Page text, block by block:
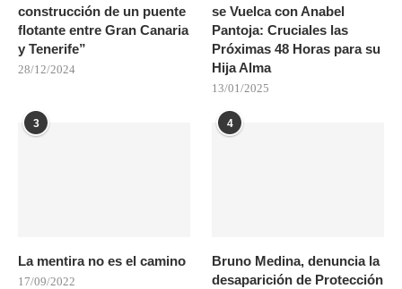
construcción de un puente
flotante entre Gran Canaria
y Tenerife”
28/12/2024
se Vuelca con Anabel
Pantoja: Cruciales las
Próximas 48 Horas para su
Hija Alma
13/01/2025
3
La mentira no es el camino
17/09/2022
4
Bruno Medina, denuncia la
desaparición de Protección